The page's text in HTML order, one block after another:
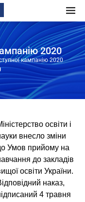
2020
кампанію 2020
освіти і
внесло зміни
Умов прийому на
до закладів
освіти України.
наказ,
4 травня